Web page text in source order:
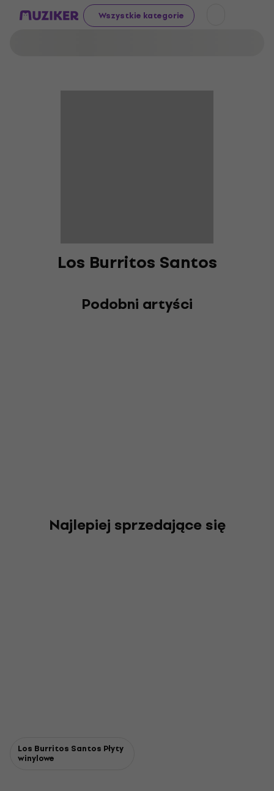
Wszystkie kategorie
Los Burritos Santos
Podobni artyści
Najlepiej sprzedające się
Los Burritos Santos Płyty
winylowe